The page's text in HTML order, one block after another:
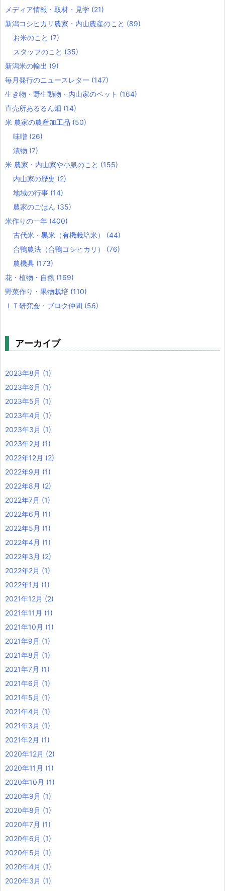
メディア情報・取材・見学 (21)
新潟コシヒカリ農家・内山農産のこと (89)
お米のこと (7)
スタッフのこと (35)
新潟米の輸出 (9)
毎月発行のニュースレター (147)
生き物・野生動物・内山家のペット (164)
直売所あるるん畑 (14)
米 農家の農産加工品 (50)
味噌 (26)
漬物 (7)
米 農家・内山家や小泉のこと (155)
内山家の歴史 (2)
地域の行事 (14)
農家のごはん (35)
米作りの一年 (400)
古代米・黒米（有機栽培米） (44)
合鴨農法（合鴨コシヒカリ） (76)
農機具 (173)
花・植物・自然 (169)
野菜作り・果物栽培 (110)
ＩＴ研究会・ブログ仲間 (56)
アーカイブ
2023年8月 (1)
2023年6月 (1)
2023年5月 (1)
2023年4月 (1)
2023年3月 (1)
2023年2月 (1)
2022年12月 (2)
2022年9月 (1)
2022年8月 (2)
2022年7月 (1)
2022年6月 (1)
2022年5月 (1)
2022年4月 (1)
2022年3月 (2)
2022年2月 (1)
2022年1月 (1)
2021年12月 (2)
2021年11月 (1)
2021年10月 (1)
2021年9月 (1)
2021年8月 (1)
2021年7月 (1)
2021年6月 (1)
2021年5月 (1)
2021年4月 (1)
2021年3月 (1)
2021年2月 (1)
2020年12月 (2)
2020年11月 (1)
2020年10月 (1)
2020年9月 (1)
2020年8月 (1)
2020年7月 (1)
2020年6月 (1)
2020年5月 (1)
2020年4月 (1)
2020年3月 (1)